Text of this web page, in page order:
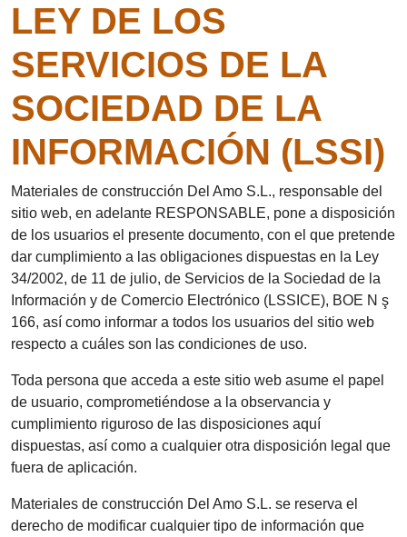
LEY DE LOS
SERVICIOS DE LA
SOCIEDAD DE LA
INFORMACIÓN (LSSI)
Materiales de construcción Del Amo S.L., responsable del
sitio web, en adelante RESPONSABLE, pone a disposición
de los usuarios el presente documento, con el que pretende
dar cumplimiento a las obligaciones dispuestas en la Ley
34/2002, de 11 de julio, de Servicios de la Sociedad de la
Información y de Comercio Electrónico (LSSICE), BOE N ş
166, así como informar a todos los usuarios del sitio web
respecto a cuáles son las condiciones de uso.
Toda persona que acceda a este sitio web asume el papel
de usuario, comprometiéndose a la observancia y
cumplimiento riguroso de las disposiciones aquí
dispuestas, así como a cualquier otra disposición legal que
fuera de aplicación.
Materiales de construcción Del Amo S.L. se reserva el
derecho de modificar cualquier tipo de información que